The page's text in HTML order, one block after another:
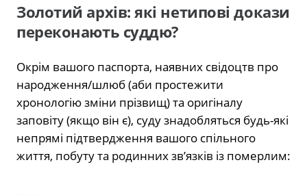
Золотий архів: які нетипові докази
переконають суддю?
Окрім вашого паспорта, наявних свідоцтв про
народження/шлюб (аби простежити
хронологію зміни прізвищ) та оригіналу
заповіту (якщо він є), суду знадобляться будь-які
непрямі підтвердження вашого спільного
життя, побуту та родинних зв’язків із померлим: